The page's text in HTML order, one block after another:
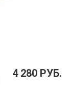
4 280 РУБ.